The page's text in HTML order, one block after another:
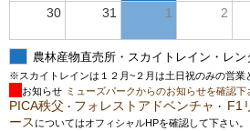
30 31 1 2
農林産物直売所・スカイトレイン・レン
※スカイトレインは１２月~２月は土日祝のみの営業
お知らせ ミューズパークからのお知らせを確認下
PICA秩父 ・ フォレストアドベンチャ ・ F1
ース についてはオフィシャルHPを確認して下さい。